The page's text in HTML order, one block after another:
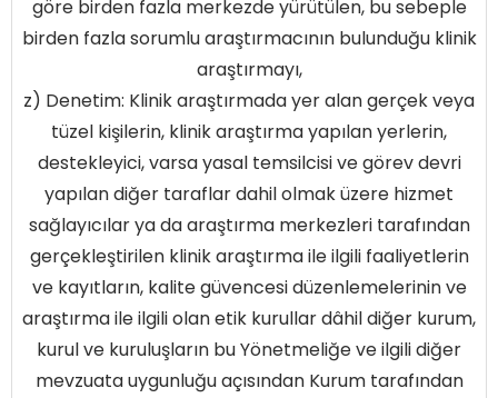
göre birden fazla merkezde yürütülen, bu sebeple
birden fazla sorumlu araştırmacının bulunduğu klinik
araştırmayı,
z) Denetim: Klinik araştırmada yer alan gerçek veya
tüzel kişilerin, klinik araştırma yapılan yerlerin,
destekleyici, varsa yasal temsilcisi ve görev devri
yapılan diğer taraflar dahil olmak üzere hizmet
sağlayıcılar ya da araştırma merkezleri tarafından
gerçekleştirilen klinik araştırma ile ilgili faaliyetlerin
ve kayıtların, kalite güvencesi düzenlemelerinin ve
araştırma ile ilgili olan etik kurullar dâhil diğer kurum,
kurul ve kuruluşların bu Yönetmeliğe ve ilgili diğer
mevzuata uygunluğu açısından Kurum tarafından